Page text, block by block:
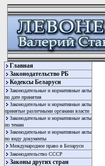
Главная
Законодательство РБ
Кодексы Беларуси
Законодательные и нормативные акты
по дате принятия
Законодательные и нормативные акты
принятые различными органами власти
Законодательные и нормативные акты
по темам
Законодательные и нормативные акты
по виду документы
Международное право в Беларуси
Законодательство СССР
Законы других стран